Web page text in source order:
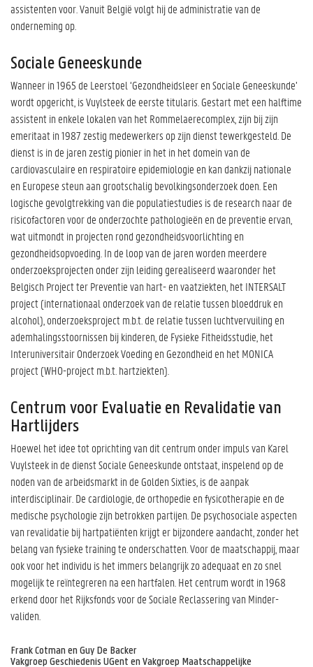
assistenten voor. Vanuit België volgt hij de administratie van de
onderneming op.
Sociale Geneeskunde
Wanneer in 1965 de Leerstoel ‘Gezondheidsleer en Sociale Geneeskunde’
wordt opgericht, is Vuylsteek de eerste titularis. Gestart met een halftime
assistent in enkele lokalen van het Rommelaerecomplex, zijn bij zijn
emeritaat in 1987 zestig medewerkers op zijn dienst tewerkgesteld. De
dienst is in de jaren zestig pionier in het in het domein van de
cardiovasculaire en respiratoire epidemiologie en kan dankzij nationale
en Europese steun aan grootschalig bevolkingsonderzoek doen. Een
logische gevolgtrekking van die populatiestudies is de research naar de
risicofactoren voor de onderzochte pathologieën en de preventie ervan,
wat uitmondt in projecten rond gezondheidsvoorlichting en
gezondheidsopvoeding. In de loop van de jaren worden meerdere
onderzoeksprojecten onder zijn leiding gerealiseerd waaronder het
Belgisch Project ter Preventie van hart- en vaatziekten, het INTERSALT
project (internationaal onderzoek van de relatie tussen bloeddruk en
alcohol), onderzoeksproject m.b.t. de relatie tussen luchtvervuiling en
ademhalingsstoornissen bij kinderen, de Fysieke Fitheidsstudie, het
Interuniversitair Onderzoek Voeding en Gezondheid en het MONICA
project (WHO-project m.b.t. hartziekten).
Centrum voor Evaluatie en Revalidatie van
Hartlijders
Hoewel het idee tot oprichting van dit centrum onder impuls van Karel
Vuylsteek in de dienst Sociale Geneeskunde ontstaat, inspelend op de
noden van de arbeidsmarkt in de Golden Sixties, is de aanpak
interdisciplinair. De cardiologie, de orthopedie en fysicotherapie en de
medische psychologie zijn betrokken partijen. De psychosociale aspecten
van revalidatie bij hartpatiënten krijgt er bijzondere aandacht, zonder het
belang van fysieke training te onderschatten. Voor de maatschappij, maar
ook voor het individu is het immers belangrijk zo adequaat en zo snel
mogelijk te reïntegreren na een hartfalen. Het centrum wordt in 1968
erkend door het Rijksfonds voor de Sociale Reclassering van Minder-
validen.
Frank Cotman en Guy De Backer
Vakgroep Geschiedenis UGent en Vakgroep Maatschappelijke